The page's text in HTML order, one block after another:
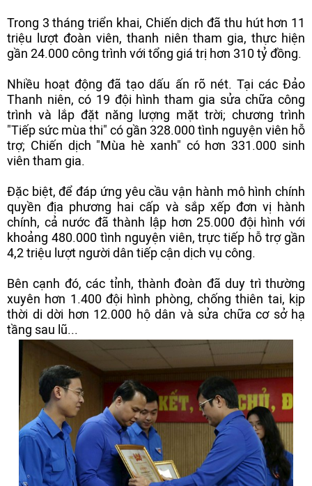
Trong 3 tháng triển khai, Chiến dịch đã thu hút hơn 11
triệu lượt đoàn viên, thanh niên tham gia, thực hiện
gần 24.000 công trình với tổng giá trị hơn 310 tỷ đồng.
Nhiều hoạt động đã tạo dấu ấn rõ nét. Tại các Đảo
Thanh niên, có 19 đội hình tham gia sửa chữa công
trình và lắp đặt năng lượng mặt trời; chương trình
"Tiếp sức mùa thi" có gần 328.000 tình nguyện viên hỗ
trợ; Chiến dịch "Mùa hè xanh" có hơn 331.000 sinh
viên tham gia.
Đặc biệt, để đáp ứng yêu cầu vận hành mô hình chính
quyền địa phương hai cấp và sắp xếp đơn vị hành
chính, cả nước đã thành lập hơn 25.000 đội hình với
khoảng 480.000 tình nguyện viên, trực tiếp hỗ trợ gần
4,2 triệu lượt người dân tiếp cận dịch vụ công.
Bên cạnh đó, các tỉnh, thành đoàn đã duy trì thường
xuyên hơn 1.400 đội hình phòng, chống thiên tai, kịp
thời di dời hơn 12.000 hộ dân và sửa chữa cơ sở hạ
tầng sau lũ...